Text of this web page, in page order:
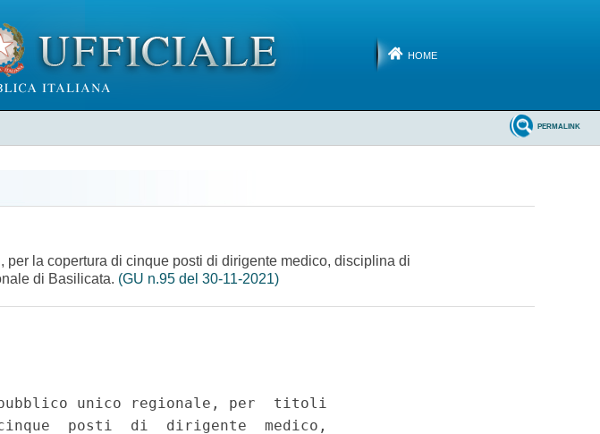
HOME
PERMALINK
la copertura di cinque posti di dirigente medico, disciplina di
di Basilicata. (GU n.95 del 30-11-2021)